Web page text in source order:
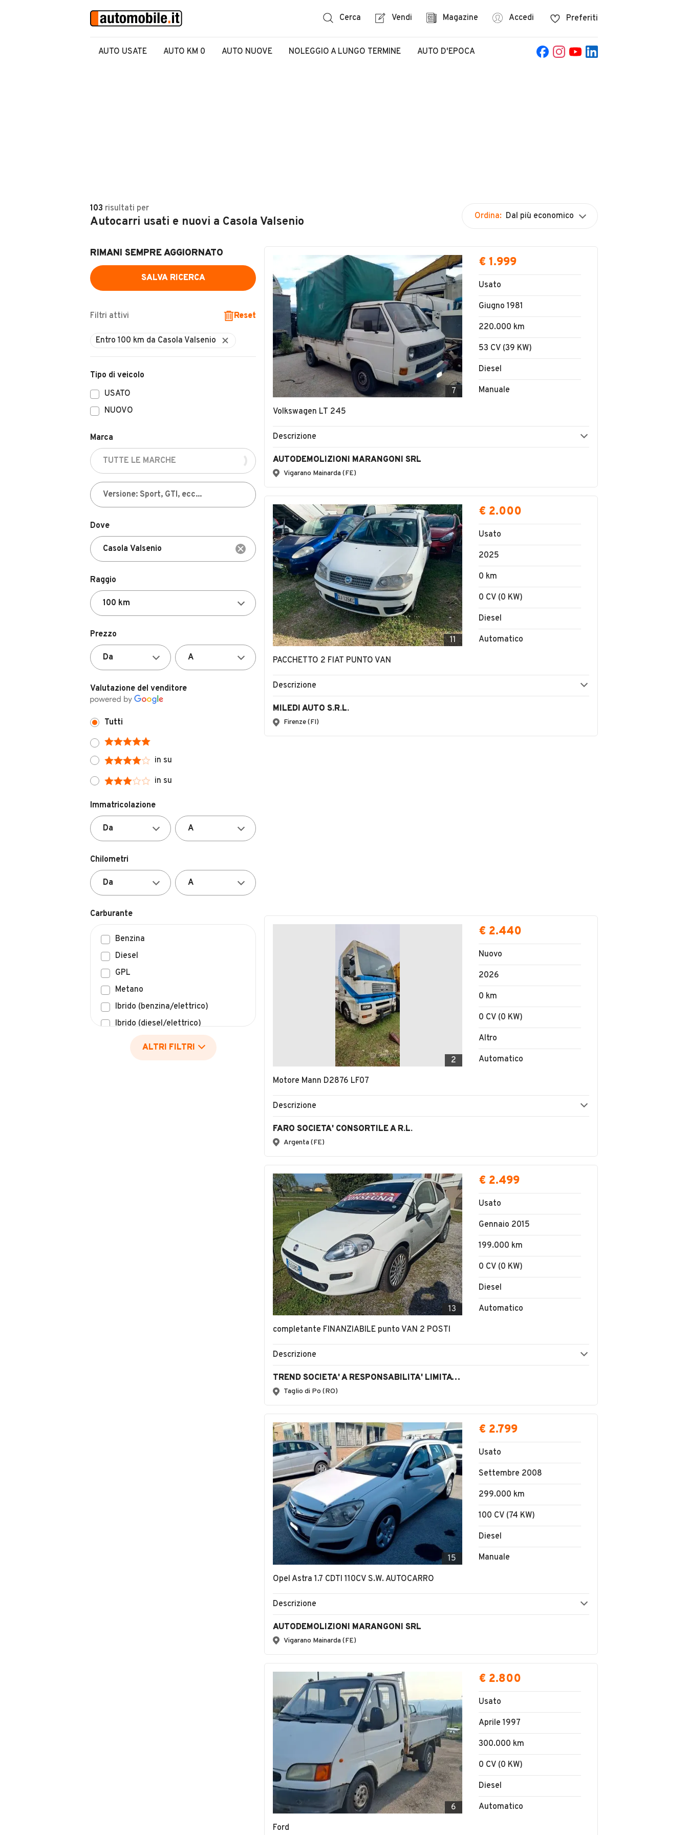
Cerca Vendi Magazine Accedi Preferiti
AUTO USATE AUTO KM 0 AUTO NUOVE NOLEGGIO A LUNGO TERMINE AUTO D'EPOCA
103 risultati per
Autocarri usati e nuovi a Casola Valsenio Ordina: Dal più economico
RIMANI SEMPRE AGGIORNATO
SALVA RICERCA
Filtri attivi Reset
Entro 100 km da Casola Valsenio
Tipo di veicolo
USATO
NUOVO
Marca
Dove
Raggio
Prezzo
Valutazione del venditore
Tutti
in su
in su
Immatricolazione
Chilometri
Carburante
Benzina
Diesel
GPL
Metano
Ibrido (benzina/elettrico)
Ibrido (diesel/elettrico)
Elettrico
Idrogeno
ALTRI FILTRI